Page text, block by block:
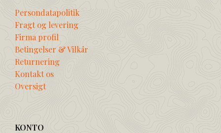
Persondatapolitik
Fragt og levering
Firma profil
Betingelser & Vilkår
Returnering
Kontakt os
Oversigt
KONTO